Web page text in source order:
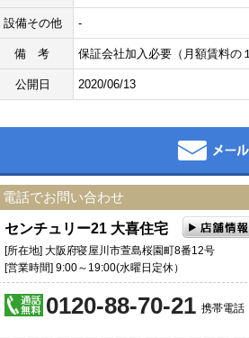
設備その他 -
備考 保証会社加入必要（月額賃料の
公開日 2020/06/13
電話でお問い合わせ
センチュリー21 大喜住宅
[所在地] 大阪府寝屋川市萱島桜園町8番12号
[営業時間] 9:00～19:00(水曜日定休）
0120-88-70-21 携帯電話